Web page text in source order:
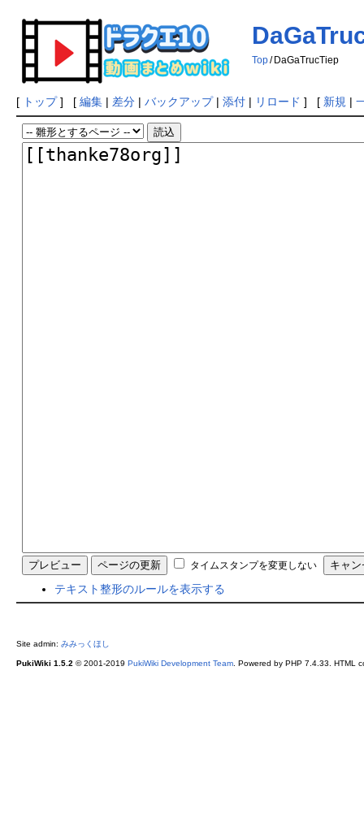
Top / DaGaTrucTiep
[ トップ] [ 編集| 差分| バックアップ| 添付| リロード ] [ 新規 |
タイムスタンプを変更しない
テキスト整形のルールを表示する
Site admin: みみっくほし
PukiWiki 1.5.2 © 2001-2019 PukiWiki Development Team. Powered by PHP 7.4.33. HTML